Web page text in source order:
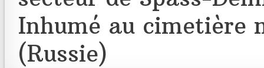
Inhumé au cimetière
(Russie)